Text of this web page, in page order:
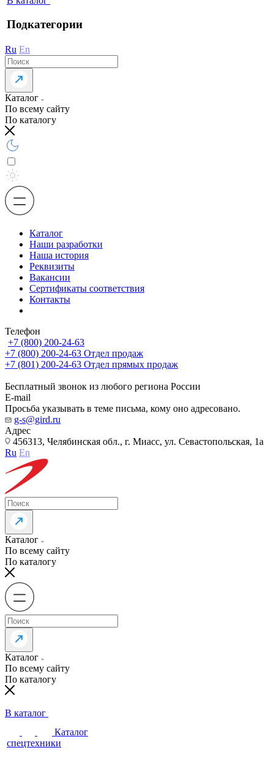
Подкатегории
Ru En
Каталог
По всему сайту
По каталогу
Каталог
Наши разработки
Наша история
Реквизиты
Вакансии
Сертификаты соответствия
Контакты
Телефон
+7 (800) 200-24-63
+7 (800) 200-24-63 Отдел продаж
+7 (801) 200-24-63 Отдел прямых продаж
Бесплатный звонок из любого региона России
E-mail
Просьба указывать в теме письма, кому оно адресовано.
g-s@gird.ru
Адрес
456313, Челябинская обл., г. Миасс, ул. Севастопольская, 1а
Ru En
Каталог
По всему сайту
По каталогу
Каталог
По всему сайту
По каталогу
В каталог
Каталог
спецтехники